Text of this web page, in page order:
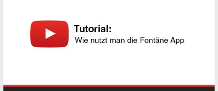
Die
Fontäne
kultur,